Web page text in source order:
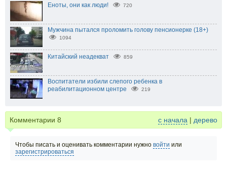
Еноты, они как люди! 720
Мужчина пытался проломить голову пенсионерке (18+)
1094
Китайский неадекват 859
Воспитатели избили слепого ребенка в
реабилитационном центре
219
Комментарии 8 с начала | дерево
Чтобы писать и оценивать комментарии нужно войти или
зарегистрироваться